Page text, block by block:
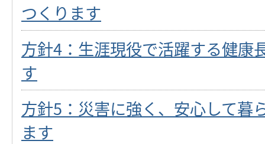
つくります
方針4：生涯現役で活躍する健康
す
方針5：災害に強く、安心して暮
ます